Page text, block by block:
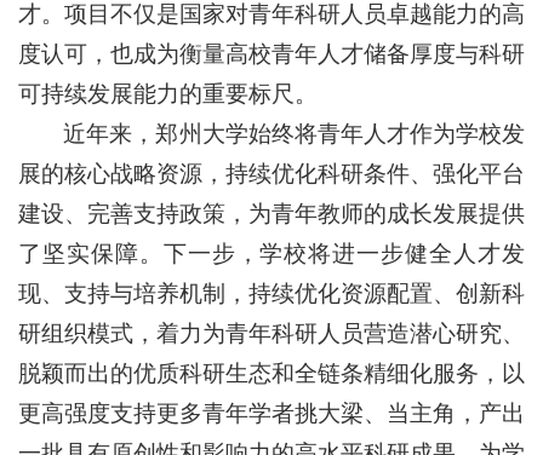
才。项目不仅是国家对青年科研人员卓越能力的高
度认可，也成为衡量高校青年人才储备厚度与科研
可持续发展能力的重要标尺。
近年来，郑州大学始终将青年人才作为学校发
展的核心战略资源，持续优化科研条件、强化平台
建设、完善支持政策，为青年教师的成长发展提供
了坚实保障。下一步，学校将进一步健全人才发
现、支持与培养机制，持续优化资源配置、创新科
研组织模式，着力为青年科研人员营造潜心研究、
脱颖而出的优质科研生态和全链条精细化服务，以
更高强度支持更多青年学者挑大梁、当主角，产出